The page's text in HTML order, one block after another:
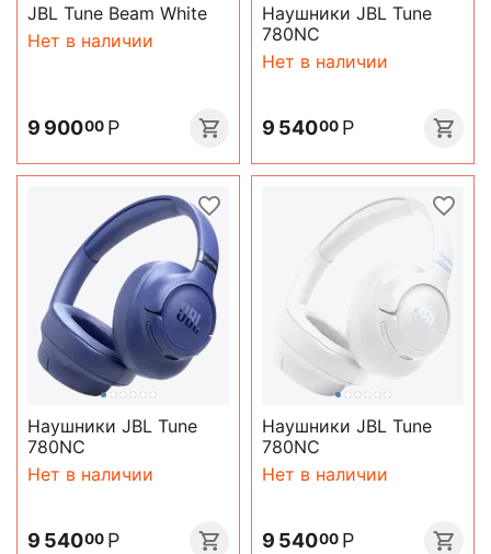
JBL Tune Beam White
Нет в наличии
9 90000 Р
Наушники JBL Tune
780NC
Нет в наличии
9 54000 Р
Наушники JBL Tune
780NC
Нет в наличии
9 54000 Р
Наушники JBL Tune
780NC
Нет в наличии
9 54000 Р